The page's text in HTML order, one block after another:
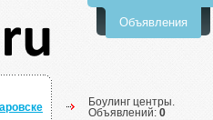
Объявления
Боулинг центры.
Объявлений: 0